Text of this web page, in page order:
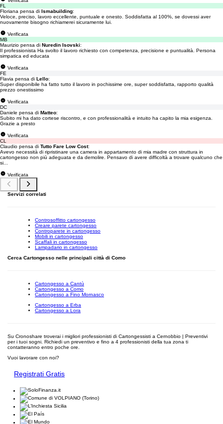
FL
Floriana pensa di Ismabuilding:
Veloce, preciso, lavoro eccellente, puntuale e onesto. Soddisfatta al 100%, se dovessi aver
nuovamente bisogno richiamerei sicuramente lui.
Verificata
MB
Maurizio pensa di Nuredin Isovski:
Il professionista Ha svolto il lavoro richiesto con competenza, precisione e puntualità. Persona
simpatica ed educata
Verificata
FE
Flavia pensa di Lello:
Super disponibile ha fatto tutto il lavoro in pochissime ore, super soddisfatta, rapporto qualità
prezzo onestissimo
Verificata
DC
Daniele pensa di Matteo:
Subito mi ha dato cortese riscontro, e con professionalità e intuito ha capito la mia esigenza.
Grazie a presto
Verificata
CL
Claudio pensa di Tutto Fare Low Cost:
Avevo necessità di ripristinare una camera in appartamento di mia madre con struttura in
cartongesso non più adeguata e da demolire. Pensavo di avere difficoltà a trovare qualcuno che
si...
Verificata
Servizi correlati
Controsoffitto cartongesso
Creare parete cartongesso
Controparete in cartongesso
Mobili in cartongesso
Scaffali in cartongesso
Lampadario in cartongesso
Cerca Cartongesso nelle principali città di Como
Cartongesso a Cantù
Cartongesso a Como
Cartongesso a Fino Mornasco
Cartongesso a Erba
Cartongesso a Lora
Su Cronoshare troverai i migliori professionisti di Cartongessisti a Cernobbio | Preventivi
per i tuoi sogni. Richiedi un preventivo e fino a 4 professionisti della tua zona ti
contatteranno entro poche ore.
Vuoi lavorare con noi?
Registrati Gratis